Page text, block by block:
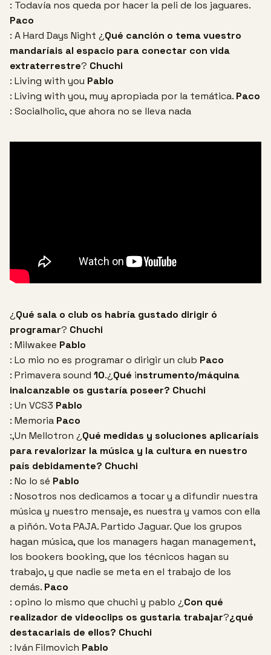
: Todavía nos queda por hacer la peli de los jaguares.
Paco
: A Hard Days Night ¿Qué canción o tema vuestro
mandaríais al espacio para conectar con vida
extraterrestre? Chuchi
: Living with you Pablo
: Living with you, muy apropiada por la temática. Paco
: Socialholic, que ahora no se lleva nada
¿Qué sala o club os habría gustado dirigir ó
programar? Chuchi
: Milwakee Pablo
: Lo mio no es programar o dirigir un club Paco
: Primavera sound 10.¿Qué instrumento/máquina
inalcanzable os gustaría poseer? Chuchi
: Un VCS3 Pablo
: Memoria Paco
:,Un Mellotron ¿Qué medidas y soluciones aplicaríais
para revalorizar la música y la cultura en nuestro
país debidamente? Chuchi
: No lo sé Pablo
: Nosotros nos dedicamos a tocar y a difundir nuestra
música y nuestro mensaje, es nuestra y vamos con ella
a piñón. Vota PAJA. Partido Jaguar. Que los grupos
hagan música, que los managers hagan management,
los bookers booking, que los técnicos hagan su
trabajo, y que nadie se meta en el trabajo de los
demás. Paco
: opino lo mismo que chuchi y pablo ¿Con qué
realizador de videoclips os gustaria trabajar?¿qué
destacariais de ellos? Chuchi
: Iván Filmovich Pablo